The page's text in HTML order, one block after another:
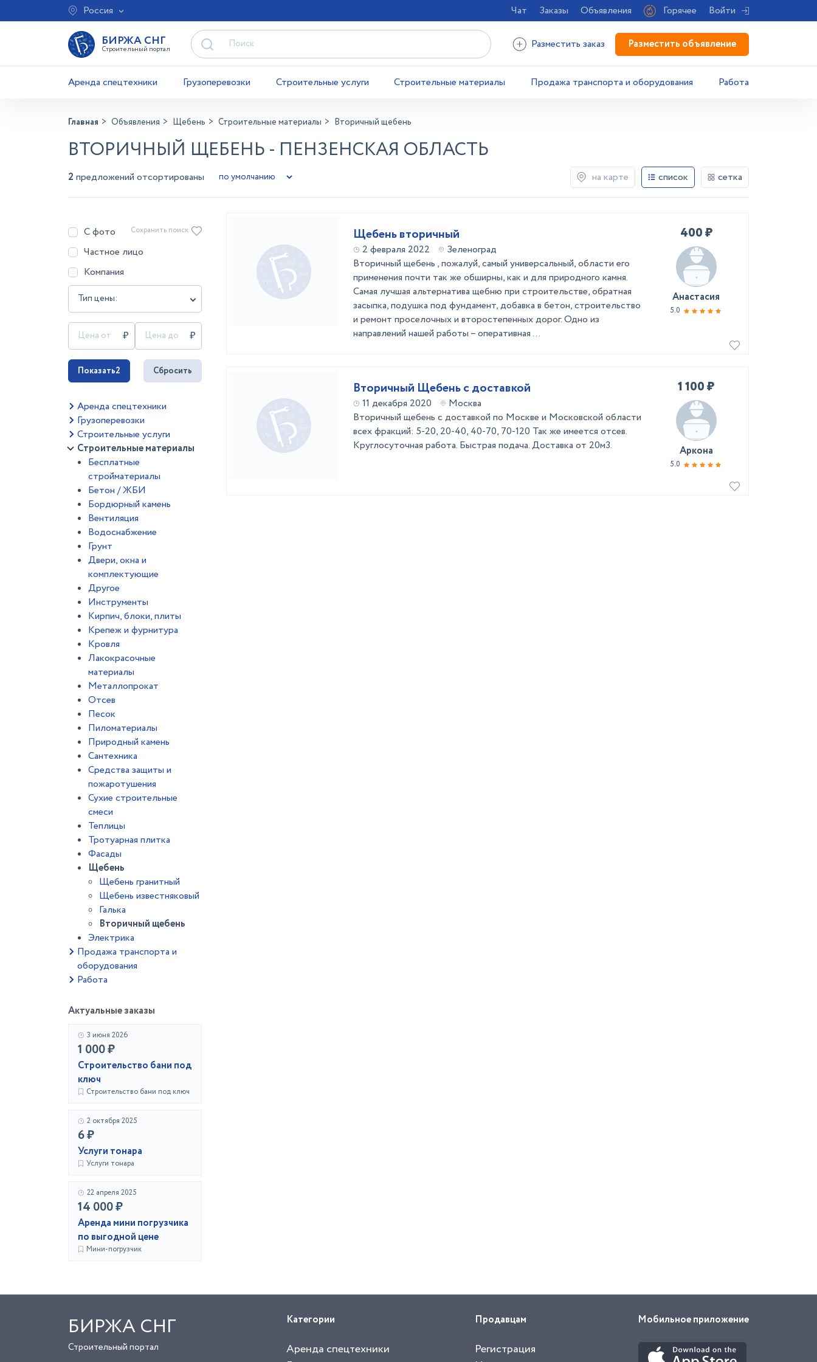
Россия Чат Заказы Объявления Горячее Войти
БИРЖА СНГ
Строительный портал Разместить заказ Разместить объявление
Аренда спецтехники Грузоперевозки Строительные услуги Строительные материалы Продажа транспорта и оборудования Работа
Главная Объявления Щебень Строительные материалы Вторичный щебень
ВТОРИЧНЫЙ ЩЕБЕНЬ - ПЕНЗЕНСКАЯ ОБЛАСТЬ
2 предложений отсортированы на карте список сетка
С фото
Частное лицо
Компания
Тип цены:
Сохранить поиск
Показать2 Сбросить
Аренда спецтехники
Грузоперевозки
Строительные услуги
Строительные материалы
Бесплатные
стройматериалы
Бетон / ЖБИ
Бордюрный камень
Вентиляция
Водоснабжение
Грунт
Двери, окна и
комплектующие
Другое
Инструменты
Кирпич, блоки, плиты
Крепеж и фурнитура
Кровля
Лакокрасочные
материалы
Металлопрокат
Отсев
Песок
Пиломатериалы
Природный камень
Сантехника
Средства защиты и
пожаротушения
Сухие строительные
смеси
Теплицы
Тротуарная плитка
Фасады
Щебень
Щебень гранитный
Щебень известняковый
Галька
Вторичный щебень
Электрика
Продажа транспорта и
оборудования
Работа
Актуальные заказы
3 июня 2026
1 000 ₽
Строительство бани под
ключ
Строительство бани под ключ
2 октября 2025
6 ₽
Услуги тонара
Услуги тонара
22 апреля 2025
14 000 ₽
Аренда мини погрузчика
по выгодной цене
Мини-погрузчик
Щебень вторичный
2 февраля 2022
Зеленоград
Вторичный щебень , пожалуй, самый универсальный, области его
применения почти так же обширны, как и для природного камня.
Самая лучшая альтернатива щебню при строительстве, обратная
засыпка, подушка под фундамент, добавка в бетон, строительство
и ремонт проселочных и второстепенных дорог. Одно из
направлений нашей работы – оперативная ...
400 ₽
Анастасия
5.0
Вторичный Щебень с доставкой
11 декабря 2020
Москва
Вторичный щебень с доставкой по Москве и Московской области
всех фракций: 5-20, 20-40, 40-70, 70-120 Так же имеется отсев.
Круглосуточная работа. Быстрая подача. Доставка от 20м3.
1 100 ₽
Аркона
5.0
БИРЖА СНГ
Строительный портал
Категории
Аренда спецтехники
Продавцам
Регистрация
Мобильное приложение